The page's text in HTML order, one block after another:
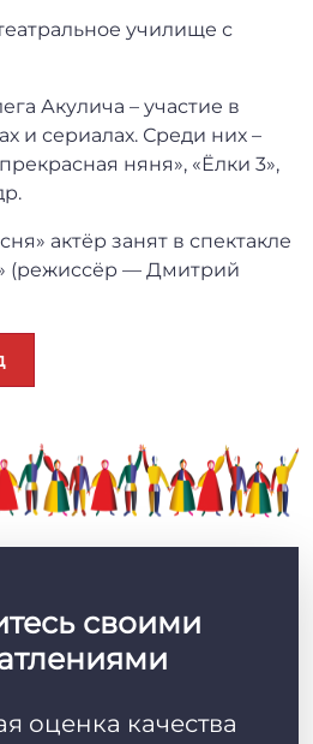
училище с
Акулича – участие в
и сериалах. Среди них –
няня», «Ёлки 3»,
актёр занят в спектакле
(режиссёр — Дмитрий
своими
оценка качества